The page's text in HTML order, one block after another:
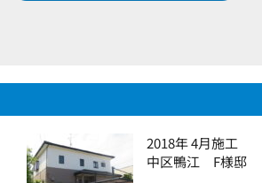
2018年 4月
中区鴨江 F様邸